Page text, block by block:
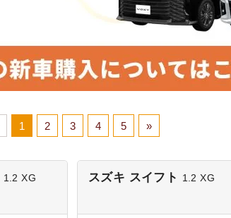
1 2 3 4 5 »
1.2 XG スズキ スイフト 1.2 XG